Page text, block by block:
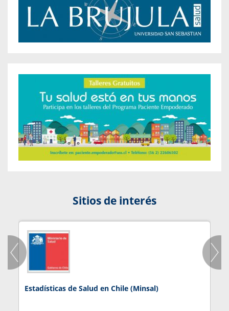
Sitios de interés
Estadísticas de Salud en Chile (Minsal)